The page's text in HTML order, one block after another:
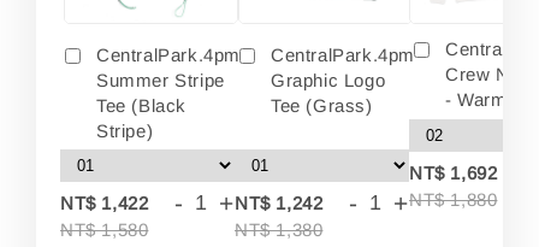
CentralPark.4pm
Summer Stripe
Tee (Black
Stripe)
NT$ 1,422
NT$ 1,580
- +
CentralPark.4pm
Graphic Logo
Tee (Grass)
NT$ 1,242
NT$ 1,380
- +
Crew
- Warm
NT$ 1,692
NT$ 1,880